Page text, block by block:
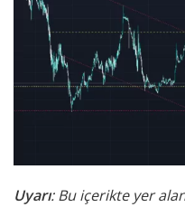
Uyarı: Bu içerikte yer